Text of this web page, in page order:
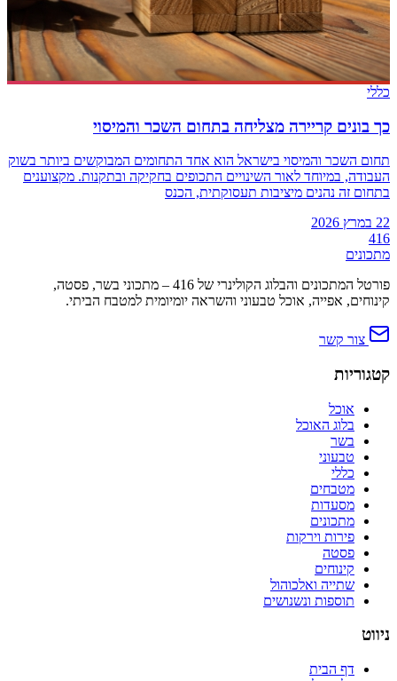
כללי
כך בונים קריירה מצליחה בתחום השכר והמיסוי
תחום השכר והמיסוי בישראל הוא אחד התחומים המבוקשים ביותר בשוק
העבודה, במיוחד לאור השינויים התכופים בחקיקה ובתקנות. מקצוענים
בתחום זה נהנים מיציבות תעסוקתית, הכנס
22 במרץ 2026
416
מתכונים
פורטל המתכונים והבלוג הקולינרי של 416 – מתכוני בשר, פסטה,
קינוחים, אפייה, אוכל טבעוני והשראה יומיומית למטבח הביתי.
צור קשר
קטגוריות
אוכל
בלוג האוכל
בשר
טבעוני
כללי
מטבחים
מסעדות
מתכונים
פירות וירקות
פסטה
קינוחים
שתייה ואלכוהול
תוספות ונשנושים
ניווט
דף הבית